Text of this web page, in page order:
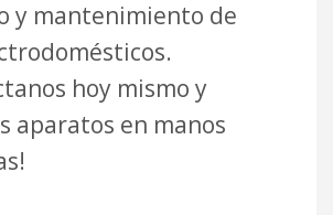
y mantenimiento de
hoy mismo y
aparatos en manos